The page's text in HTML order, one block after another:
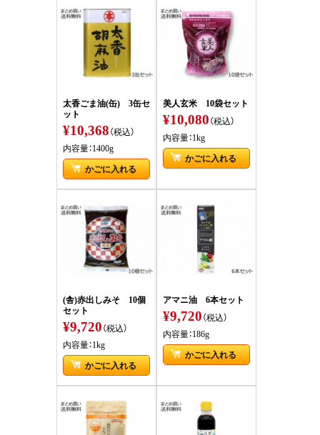
太香ごま油(缶) 3缶セ
ット
¥10,368（税込）
内容量：1400g
かごに入れる
美人玄米 10袋セット
¥10,080（税込）
内容量：1kg
かごに入れる
(舎)赤出しみそ 10個
セット
¥9,720（税込）
内容量：1kg
かごに入れる
アマニ油 6本セット
¥9,720（税込）
内容量：186g
かごに入れる